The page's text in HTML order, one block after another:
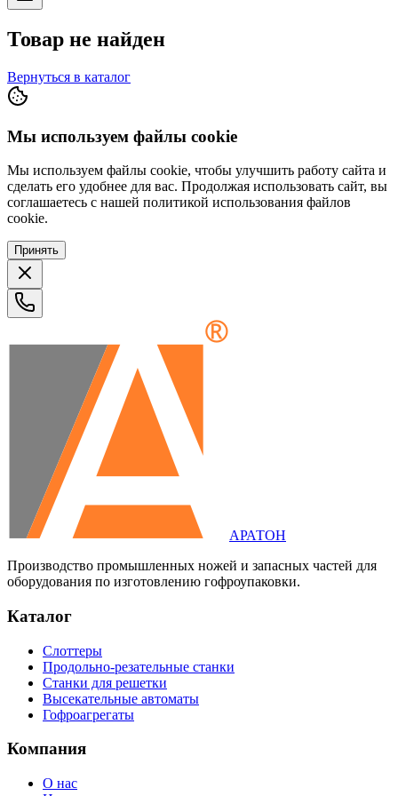
Товар не найден
Вернуться в каталог
Мы используем файлы cookie
Мы используем файлы cookie, чтобы улучшить работу сайта и
сделать его удобнее для вас. Продолжая использовать сайт, вы
соглашаетесь с нашей политикой использования файлов
cookie.
Принять
АРАТОН
Производство промышленных ножей и запасных частей для
оборудования по изготовлению гофроупаковки.
Каталог
Слоттеры
Продольно-резательные станки
Станки для решетки
Высекательные автоматы
Гофроагрегаты
Компания
О нас